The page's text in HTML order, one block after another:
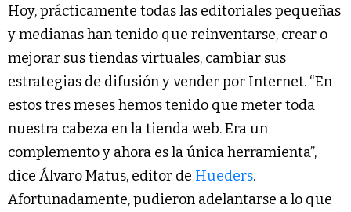
Hoy, prácticamente todas las editoriales pequeñas
y medianas han tenido que reinventarse, crear o
mejorar sus tiendas virtuales, cambiar sus
estrategias de difusión y vender por Internet. “En
estos tres meses hemos tenido que meter toda
nuestra cabeza en la tienda web. Era un
complemento y ahora es la única herramienta”,
dice Álvaro Matus, editor de Hueders.
Afortunadamente, pudieron adelantarse a lo que